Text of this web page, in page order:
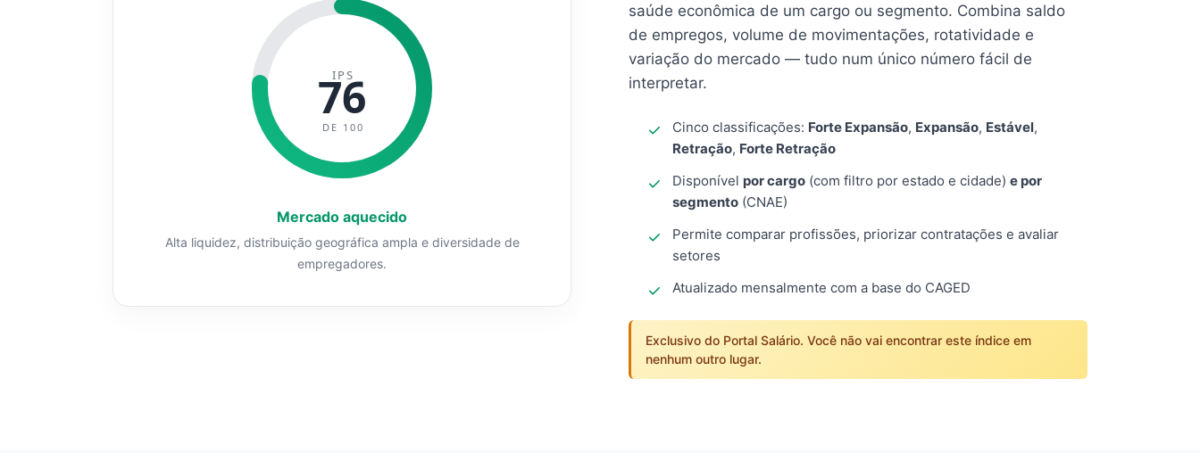
saúde econômica de um cargo ou segmento. Combina saldo
de empregos, volume de movimentações, rotatividade e
variação do mercado — tudo num único número fácil de
interpretar.
Cinco classificações: Forte Expansão, Expansão, Estável,
Retração, Forte Retração
Disponível por cargo (com filtro por estado e cidade) e por
segmento (CNAE)
Permite comparar profissões, priorizar contratações e avaliar
setores
Atualizado mensalmente com a base do CAGED
Exclusivo do Portal Salário. Você não vai encontrar este índice em
nenhum outro lugar.
IPS
76
DE 100
Mercado aquecido
Alta liquidez, distribuição geográfica ampla e diversidade de
empregadores.